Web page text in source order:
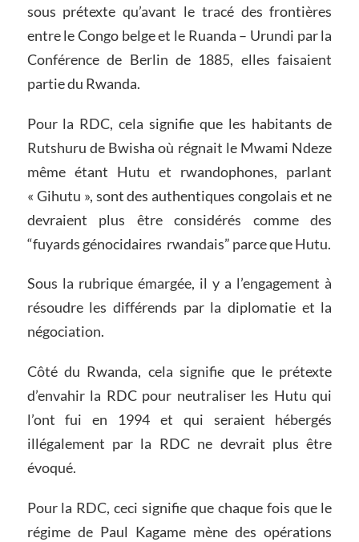
sous prétexte qu’avant le tracé des frontières
entre le Congo belge et le Ruanda – Urundi par la
Conférence de Berlin de 1885, elles faisaient
partie du Rwanda.
Pour la RDC, cela signifie que les habitants de
Rutshuru de Bwisha où régnait le Mwami Ndeze
même étant Hutu et rwandophones, parlant
« Gihutu », sont des authentiques congolais et ne
devraient plus être considérés comme des
“fuyards génocidaires rwandais” parce que Hutu.
Sous la rubrique émargée, il y a l’engagement à
résoudre les différends par la diplomatie et la
négociation.
Côté du Rwanda, cela signifie que le prétexte
d’envahir la RDC pour neutraliser les Hutu qui
l’ont fui en 1994 et qui seraient hébergés
illégalement par la RDC ne devrait plus être
évoqué.
Pour la RDC, ceci signifie que chaque fois que le
régime de Paul Kagame mène des opérations